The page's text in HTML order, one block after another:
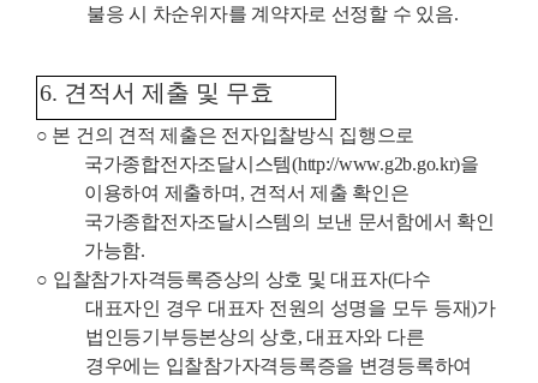
불응 시 차순위자를 계약자로 선정할 수 있음.
6. 견적서 제출 및 무효
○ 본 건의 견적 제출은 전자입찰방식 집행으로
국가종합전자조달시스템(http://www.g2b.go.kr)을
이용하여 제출하며 , 견적서 제출 확인은
국가종합전자조달시스템의 보낸 문서함에서 확인
가능함.
○ 입찰참가자격등록증상의 상호 및 대표자(다수
대표자인 경우 대표자 전원의 성명을 모두 등재)가
법인등기부등본상의 상호,대표자와 다른
경우에는 입찰참가자격등록증을 변경등록하여